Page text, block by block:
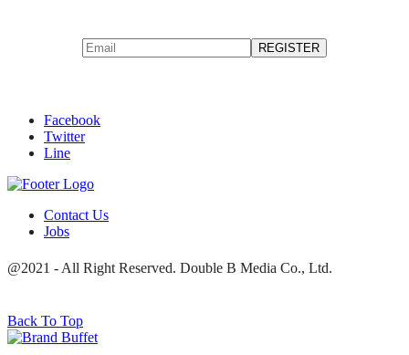
Facebook
Twitter
Line
Contact Us
Jobs
@2021 - All Right Reserved. Double B Media Co., Ltd.
Back To Top